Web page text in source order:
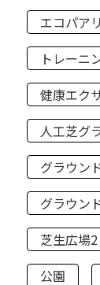
エコパア
トレーニ
健康エク
人工芝グ
グラウン
グラウン
芝生広場2
公園